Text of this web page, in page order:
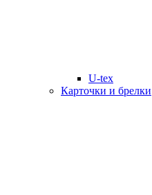
U-tex
Карточки и брелки